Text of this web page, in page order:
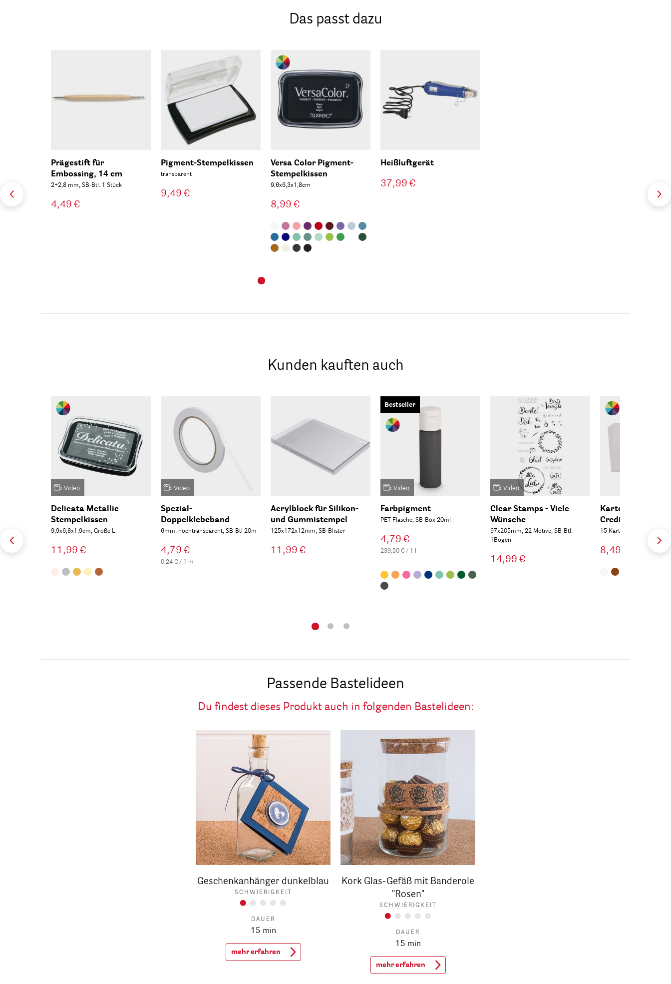
Das passt dazu
Prägestift für
Embossing, 14 cm
2+2,8 mm, SB-Btl. 1 Stück
4,49 €
Pigment-Stempelkissen
transparent
9,49 €
Versa Color Pigment-
Stempelkissen
9,6x6,3x1,8cm
8,99 €
Heißluftgerät
37,99 €
Kunden kauften auch
Video
Delicata Metallic
Stempelkissen
9,9x6,8x1,9cm, Größe L
11,99 €
Video
Spezial-
Doppelklebeband
6mm, hochtransparent, SB-Btl 20m
4,79 €
0,24 € / 1 m
Acrylblock für Silikon-
und Gummistempel
125x172x12mm, SB-Blister
11,99 €
Bestseller
Video
Farbpigment
PET Flasche, SB-Box 20ml
4,79 €
239,50 € / 1 l
Video
Clear Stamps - Viele
Wünsche
97x205mm, 22 Motive, SB-Btl.
1Bogen
14,99 €
Kartenset B6,
Credit
15 Karten + 15 Kuverts,
8,49 €
Passende Bastelideen
Du findest dieses Produkt auch in folgenden Bastelideen:
Geschenkanhänger dunkelblau
SCHWIERIGKEIT
DAUER
15 min
mehr erfahren
Kork Glas-Gefäß mit Banderole
"Rosen"
SCHWIERIGKEIT
DAUER
15 min
mehr erfahren